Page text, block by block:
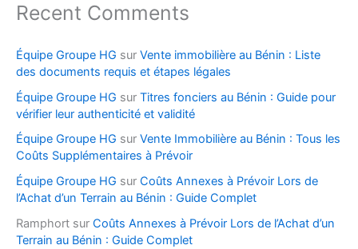
Recent Comments
Équipe Groupe HG sur Vente immobilière au Bénin : Liste
des documents requis et étapes légales
Équipe Groupe HG sur Titres fonciers au Bénin : Guide pour
vérifier leur authenticité et validité
Équipe Groupe HG sur Vente Immobilière au Bénin : Tous les
Coûts Supplémentaires à Prévoir
Équipe Groupe HG sur Coûts Annexes à Prévoir Lors de
l’Achat d’un Terrain au Bénin : Guide Complet
Ramphort sur Coûts Annexes à Prévoir Lors de l’Achat d’un
Terrain au Bénin : Guide Complet